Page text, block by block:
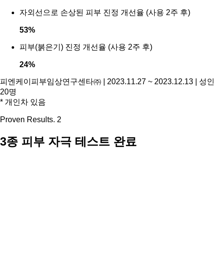
자외선으로 손상된 피부 진정 개선율 (사용 2주 후)
53%
피부(붉은기) 진정 개선율 (사용 2주 후)
24%
피엔케이피부임상연구센타㈜ | 2023.11.27 ~ 2023.12.13 | 성인
20명
* 개인차 있음
Proven Results. 2
3종 피부 자극 테스트 완료